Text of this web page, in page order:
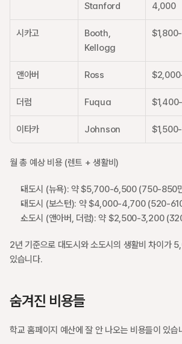
Stanford
4,000
시카고
Booth,
Kellogg
앤아버 Ross
더럼 Fuqua
이타카 Johnson
월 총 예상 비용 (렌트 + 생활비)
대도시 (뉴욕): 약 $5,700-6,500 (750-850
대도시 (보스턴): 약 $4,000-4,700 (520-
소도시 (앤아버, 더럼): 약 $2,500-3,200
2년 기준으로 대도시와 소도시의 생활비 차이가
있습니다.
숨겨진 비용들
학교 홈페이지 예산에 잘 안 나오는 비용들이 있습